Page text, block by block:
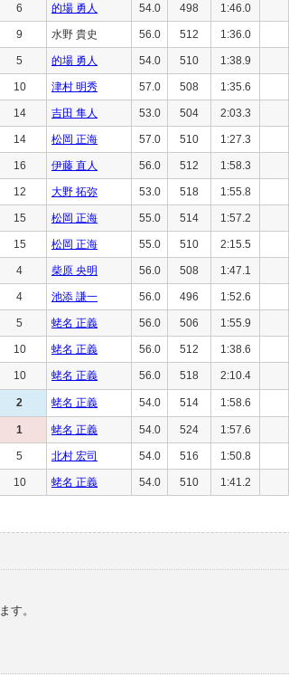
6 的場 勇人 54.0 498 1:46.0
9 水野 貴史 56.0 512 1:36.0
5 的場 勇人 54.0 510 1:38.9
10 津村 明秀 57.0 508 1:35.6
14 吉田 隼人 53.0 504 2:03.3
14 松岡 正海 57.0 510 1:27.3
16 伊藤 直人 56.0 512 1:58.3
12 大野 拓弥 53.0 518 1:55.8
15 松岡 正海 55.0 514 1:57.2
15 松岡 正海 55.0 510 2:15.5
4 柴原 央明 56.0 508 1:47.1
4 池添 謙一 56.0 496 1:52.6
5 蛯名 正義 56.0 506 1:55.9
10 蛯名 正義 56.0 512 1:38.6
10 蛯名 正義 56.0 518 2:10.4
2 蛯名 正義 54.0 514 1:58.6
1 蛯名 正義 54.0 524 1:57.6
5 北村 宏司 54.0 516 1:50.8
10 蛯名 正義 54.0 510 1:41.2
す。